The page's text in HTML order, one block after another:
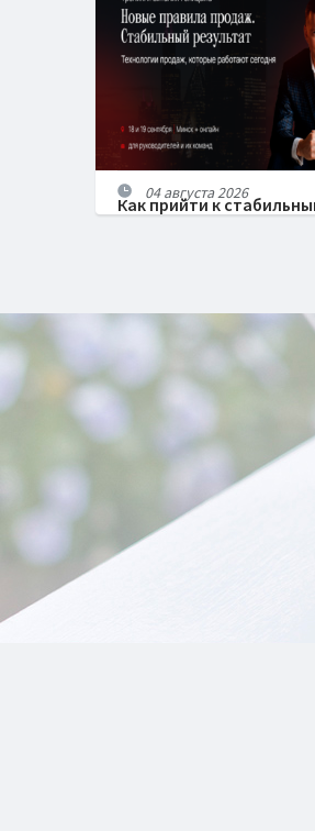
Как прийти к
04 августа 2026